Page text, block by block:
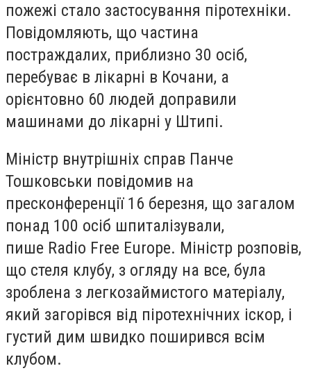
пожежі стало застосування піротехніки.
Повідомляють, що частина
постраждалих, приблизно 30 осіб,
перебуває в лікарні в Кочани, а
орієнтовно 60 людей доправили
машинами до лікарні у Штипі.
Міністр внутрішніх справ Панче
Тошковськи повідомив на
пресконференції 16 березня, що загалом
понад 100 осіб шпиталізували,
пише Radio Free Europe. Міністр розповів,
що стеля клубу, з огляду на все, була
зроблена з легкозаймистого матеріалу,
який загорівся від піротехнічних іскор, і
густий дим швидко поширився всім
клубом.